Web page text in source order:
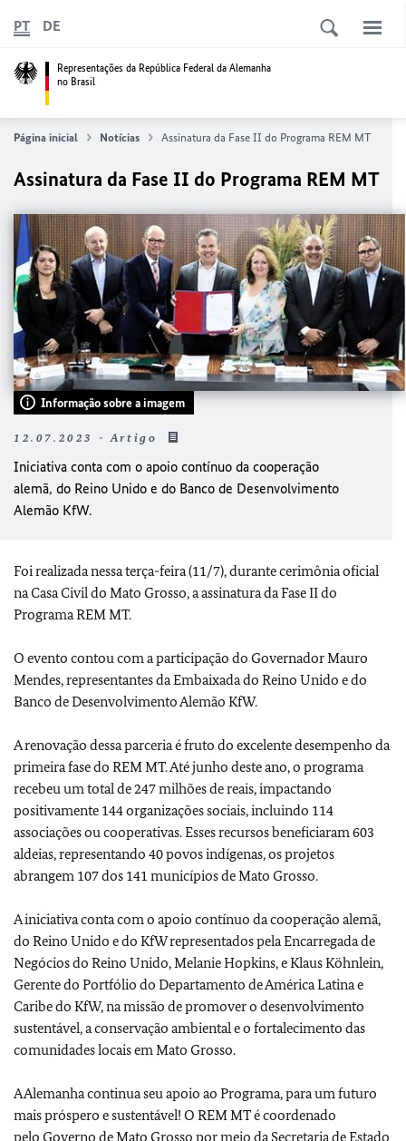
Representações da República Federal da Alemanha
no Brasil
PT DE
Página inicial Notícias Assinatura da Fase II do Programa REM MT
Assinatura da Fase II do Programa REM MT
Informação sobre a imagem
12.07.2023 - Artigo
Iniciativa conta com o apoio contínuo da cooperação
alemã, do Reino Unido e do Banco de Desenvolvimento
Alemão KfW.
Foi realizada nessa terça-feira (11/7), durante cerimônia oficial
na Casa Civil do Mato Grosso, a assinatura da Fase II do
Programa REM MT.
O evento contou com a participação do Governador Mauro
Mendes, representantes da Embaixada do Reino Unido e do
Banco de Desenvolvimento Alemão KfW.
A renovação dessa parceria é fruto do excelente desempenho da
primeira fase do REM MT. Até junho deste ano, o programa
recebeu um total de 247 milhões de reais, impactando
positivamente 144 organizações sociais, incluindo 114
associações ou cooperativas. Esses recursos beneficiaram 603
aldeias, representando 40 povos indígenas, os projetos
abrangem 107 dos 141 municípios de Mato Grosso.
A iniciativa conta com o apoio contínuo da cooperação alemã,
do Reino Unido e do KfW representados pela Encarregada de
Negócios do Reino Unido, Melanie Hopkins, e Klaus Köhnlein,
Gerente do Portfólio do Departamento de América Latina e
Caribe do KfW, na missão de promover o desenvolvimento
sustentável, a conservação ambiental e o fortalecimento das
comunidades locais em Mato Grosso.
A Alemanha continua seu apoio ao Programa, para um futuro
mais próspero e sustentável! O REM MT é coordenado
pelo Governo de Mato Grosso por meio da Secretaria de Estado